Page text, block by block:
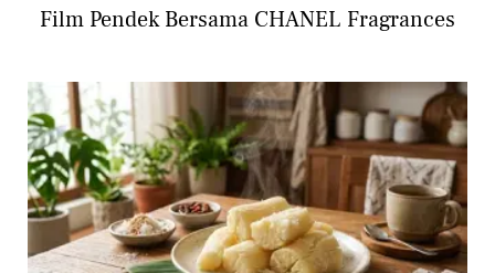
Film Pendek Bersama CHANEL Fragrances